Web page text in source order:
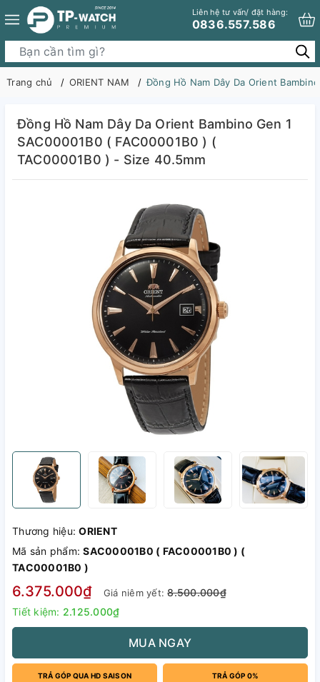
Liên hệ tư vấn/ đặt hàng:
0836.557.586
Trang chủ ORIENT NAM Đồng Hồ Nam Dây Da Orient
Đồng Hồ Nam Dây Da Orient Bambino Gen 1
SAC00001B0 ( FAC00001B0 ) (
TAC00001B0 ) - Size 40.5mm
Thương hiệu:ORIENT
Mã sản phẩm:SAC00001B0 ( FAC00001B0 ) (
TAC00001B0 )
6.375.000₫ Giá niêm yết:8.500.000₫
Tiết kiệm: 2.125.000₫
MUA NGAY
TRẢ GÓP QUA HD SAISON TRẢ GÓP 0%